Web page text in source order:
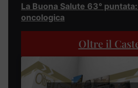
La Buona Salute 63°
oncologica
Oltre il